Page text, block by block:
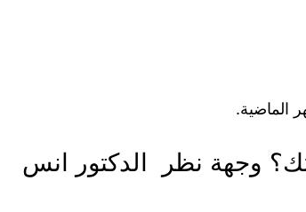
وجهة نظر  الدكتور انس